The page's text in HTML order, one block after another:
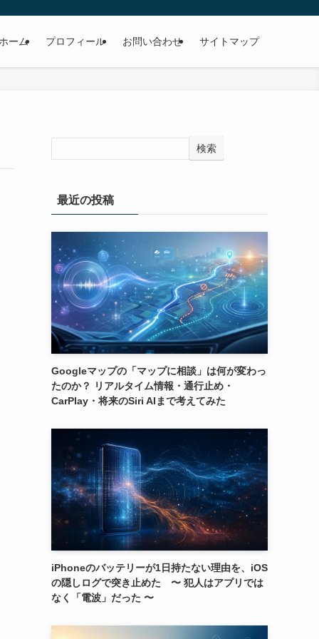
ーム プロフィール お問い合わせ サイトマップ
検索
最近の投稿
Googleマップの「マップに相談」は何が変わっ
たのか？ リアルタイム情報・通行止め・
CarPlay・将来のSiri AIまで考えてみた
iPhoneのバッテリーが1日持たない理由を、iOS
の隠しログで突き止めた 〜 犯人はアプリでは
なく「電波」だった 〜